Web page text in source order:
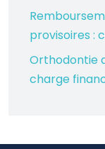
provisoires :
Orthodontie
charge